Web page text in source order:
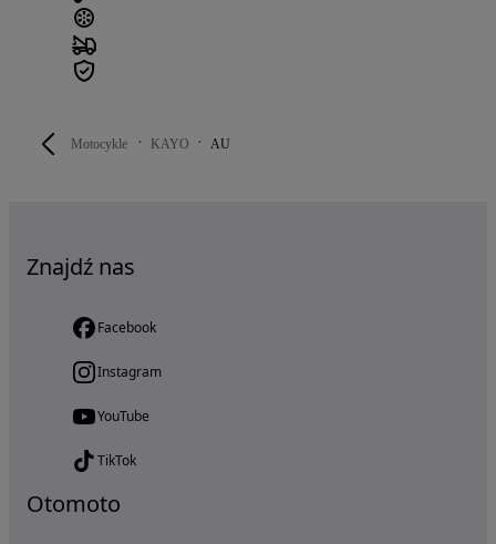
Motocykle KAYO AU
Znajdź nas
Facebook
Instagram
YouTube
TikTok
Otomoto